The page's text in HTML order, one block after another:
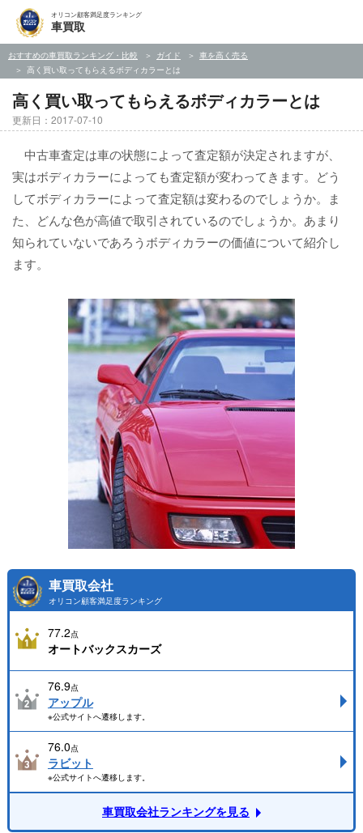
オリコン顧客満足度ランキング
車買取
おすすめの車買取ランキング・比較 ガイド
車を高く売る
高く買い取ってもらえるボディカラーとは
高く買い取ってもらえるボディカラーとは
更新日：2017-07-10
中古車査定は車の状態によって査定額が決定されますが、
実はボディカラーによっても査定額が変わってきます。どう
してボディカラーによって査定額は変わるのでしょうか。ま
た、どんな色が高値で取引されているのでしょうか。あまり
知られていないであろうボディカラーの価値について紹介し
ます。
車買取会社
オリコン顧客満足度ランキング
77.2点
オートバックスカーズ
76.9点
アップル
※公式サイトへ遷移します。
76.0点
ラビット
※公式サイトへ遷移します。
車買取会社ランキングを見る